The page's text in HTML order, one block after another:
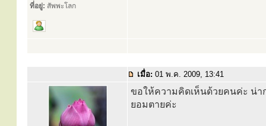
ที่อยู่: สัพพะโลก
เมื่อ: 01 พ.ค. 2009, 13:41
ขอให้ความคิดเห็นด้วยคนค่ะ น่า
ยอมตายค่ะ